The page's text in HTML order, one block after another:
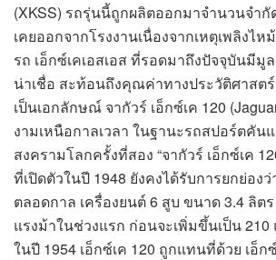
(XKSS) รถรุ่นนี้ถูกผลิตออกมาจำนวนจำ
เคยออกจากโรงงานเนื่องจากเหตุเพลิงไห
รถ เอ็กซ์เคเอสเอส ที่รอดมาถึงปัจจุบันมีมู
น่าเชื่อ สะท้อนถึงคุณค่าทางประวัติศาสต
เป็นเอกลักษณ์ จากัวร์ เอ็กซ์เค 120
งามเหนือกาลเวลา ในฐานะรถสปอร์ตคัน
สงครามโลกครั้งที่สอง “จากัวร์ เอ็กซ์เค
ที่เปิดตัวในปี 1948 ยังคงได้รับการยกย่อง
ตลอดกาล เครื่องยนต์ 6 สูบ ขนาด 3.4 ลิต
แรงม้าในช่วงแรก ก่อนจะเพิ่มขึ้นเป็น 210
ในปี 1954 เอ็กซ์เค 120 ถูกแทนที่ด้วย เอ็ก